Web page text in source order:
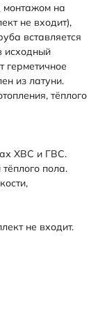
монтажом на
не входит),
вставляется
исходный
герметичное
из латуни.
тёплого
ХВС и ГВС.
пола.
не входит.